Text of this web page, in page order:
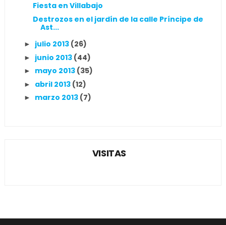
Fiesta en Villabajo
Destrozos en el jardín de la calle Príncipe de
Ast...
► julio 2013 (26)
► junio 2013 (44)
► mayo 2013 (35)
► abril 2013 (12)
► marzo 2013 (7)
VISITAS